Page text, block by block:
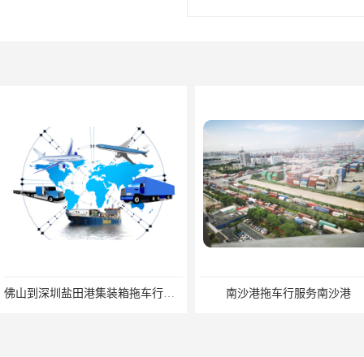
佛山到深圳盐田港集装箱拖车行单价|深耕港口服务 南沙港拖车行服务南沙港